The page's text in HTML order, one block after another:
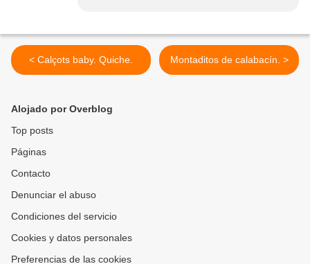
< Calçots baby. Quiche. Montaditos de calabacín. >
Alojado por Overblog
Top posts
Páginas
Contacto
Denunciar el abuso
Condiciones del servicio
Cookies y datos personales
Preferencias de las cookies